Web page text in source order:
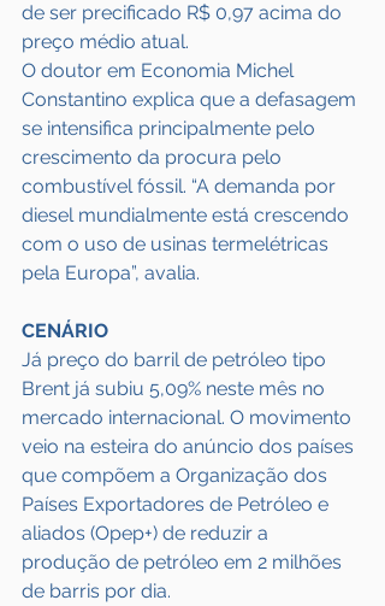
de ser precificado R$ 0,97 acima do
preço médio atual.
O doutor em Economia Michel
Constantino explica que a defasagem
se intensifica principalmente pelo
crescimento da procura pelo
combustível fóssil. “A demanda por
diesel mundialmente está crescendo
com o uso de usinas termelétricas
pela Europa”, avalia.
CENÁRIO
Já preço do barril de petróleo tipo
Brent já subiu 5,09% neste mês no
mercado internacional. O movimento
veio na esteira do anúncio dos países
que compõem a Organização dos
Países Exportadores de Petróleo e
aliados (Opep+) de reduzir a
produção de petróleo em 2 milhões
de barris por dia.